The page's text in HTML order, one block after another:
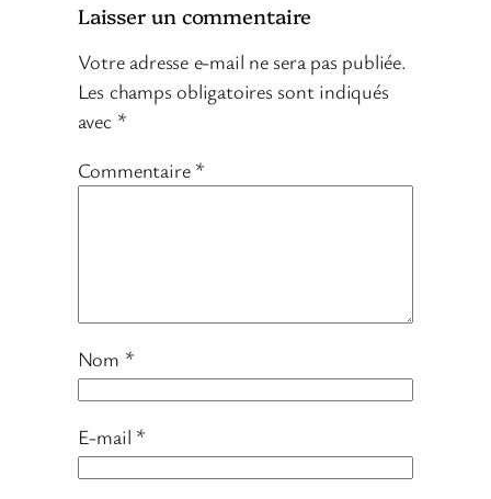
Laisser un commentaire
Votre adresse e-mail ne sera pas publiée.
Les champs obligatoires sont indiqués
avec *
Commentaire *
Nom *
E-mail *